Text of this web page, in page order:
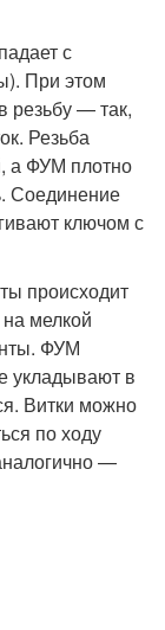
с
При этом
резьбу — так,
Резьба
а ФУМ плотно
Соединение
ключом с
происходит
мелкой
ФУМ
укладывают в
Витки можно
по ходу
—